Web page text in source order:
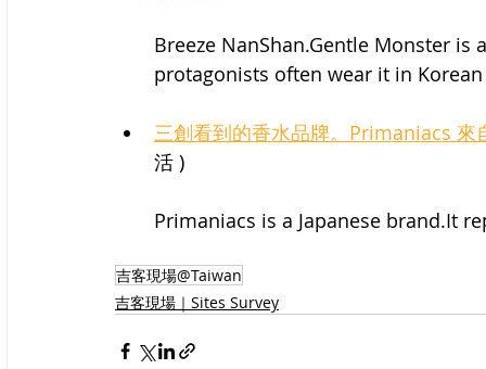
Breeze NanShan.Gentle Monster
protagonists often wear it in
三創看到的香水品牌。Primaniacs 來
活 )
Primaniacs is a Japanese brand.It
吉客現場@Taiwan
吉客現場｜Sites Survey